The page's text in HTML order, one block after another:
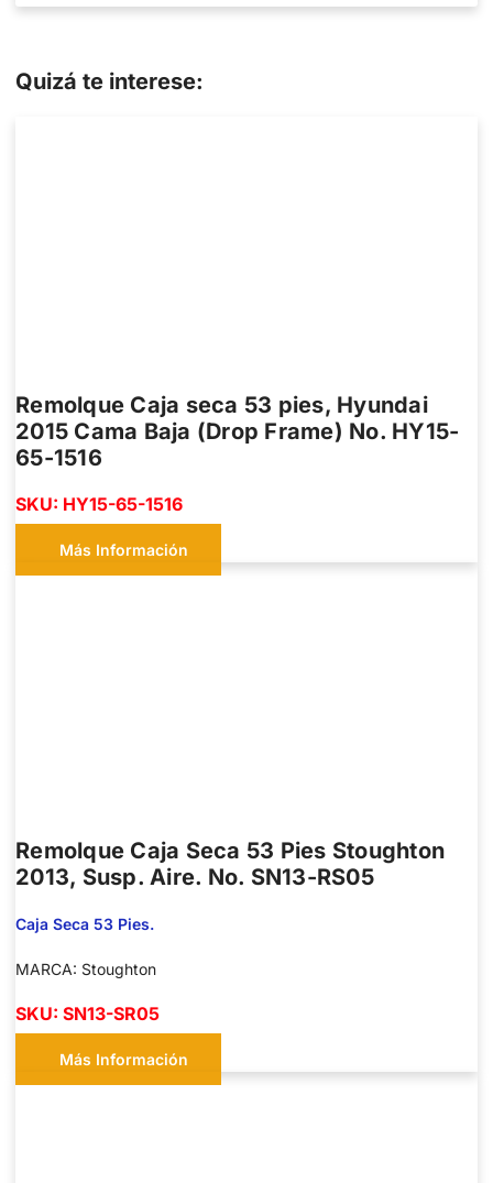
Quizá te interese:
Remolque Caja seca 53 pies, Hyundai
2015 Cama Baja (Drop Frame) No. HY15-
65-1516
SKU: HY15-65-1516
Más Información
Remolque Caja Seca 53 Pies Stoughton
2013, Susp. Aire. No. SN13-RS05
Caja Seca 53 Pies.
MARCA: Stoughton
SKU: SN13-SR05
Más Información